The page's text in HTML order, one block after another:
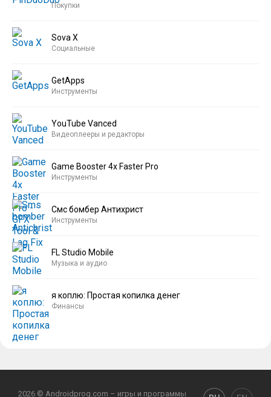
Покупки
Sova X
Социальные
GetApps
Инструменты
YouTube Vanced
Видеоплееры и редакторы
Game Booster 4x Faster Pro
Инструменты
Смс бомбер Антихрист
Инструменты
FL Studio Mobile
Музыка и аудио
я коплю: Простая копилка денег
Финансы
2026 © Androidprog.com – игры и программы